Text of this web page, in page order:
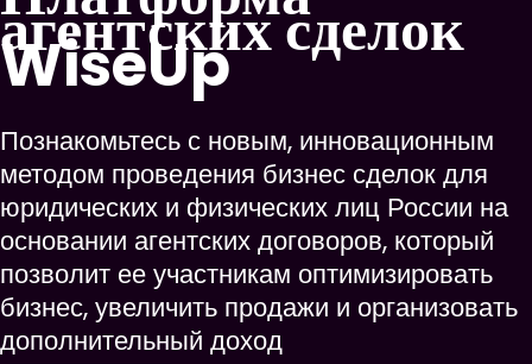
агентских сделок
WiseUp
Познакомьтесь с новым, инновационным
методом проведения бизнес сделокдля
юридических и физических лиц России на
основании агентских договоров, который
позволит ее участникам оптимизировать
бизнес, увеличить продажи и организовать
дополнительный доход